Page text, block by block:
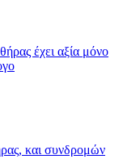
έχει αξία μόνο
και συνδρομών